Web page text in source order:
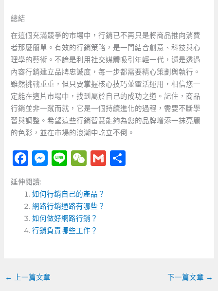
總結
在這個充滿競爭的市場中，行銷已不再只是將商品推向消費
者那麼簡單。有效的行銷策略，是一門結合創意、科技與心
理學的藝術。不論是利用社交媒體吸引年輕一代，還是透過
內容行銷建立品牌忠誠度，每一步都需要精心策劃與執行。
雖然挑戰重重，但只要掌握核心技巧並靈活運用，相信您一
定能在這片市場中，找到屬於自己的成功之道。記住，商品
行銷並非一蹴而就，它是一個持續進化的過程，需要不斷學
習與調整。希望這些行銷智慧能夠為您的品牌增添一抹亮麗
的色彩，並在市場的浪潮中屹立不倒。
F
a
c
e
b
o
M
ss
e
n
g
Li
e
W
C
h
a
t
G
延伸閱讀:
如何行銷自己的產品？
網路行銷通路有哪些？
如何做好網路行銷？
行銷負責哪些工作？
← 上一篇文章 下一篇文章 →